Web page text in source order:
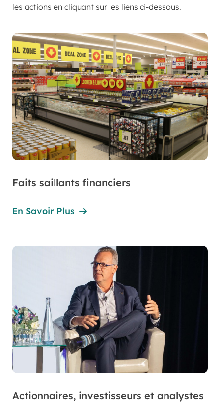
les actions en cliquant sur les liens ci-dessous.
Faits saillants financiers
En Savoir Plus
Actionnaires, investisseurs et analystes